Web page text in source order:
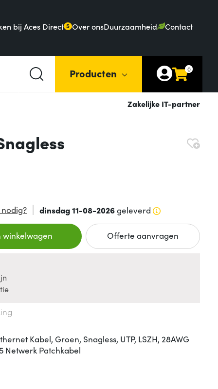
bij Aces Direct 5 Over onsDuurzaamheid Contact
Producten 0
Zakelijke IT-partner
dinsdag 11-08-2026geleverd
winkelwagen Offerte aanvragen
Kabel, Groen, Snagless, UTP, LSZH, 28AWG
Netwerk Patchkabel